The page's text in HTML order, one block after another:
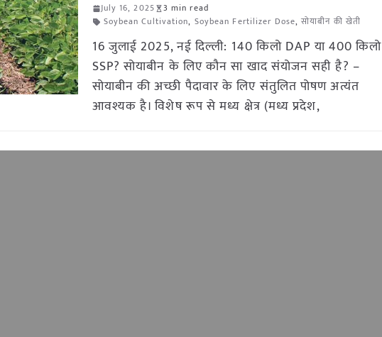
July 16, 2025
3 min read
Soybean Cultivation, Soybean Fertilizer Dose,सोयाबीन की खेती
16 जुलाई 2025, नई दिल्ली: 140 किलो DAP या 400 किलो
SSP? सोयाबीन के लिए कौन सा खाद संयोजन सही है? –
सोयाबीन की अच्छी पैदावार के लिए संतुलित पोषण अत्यंत
आवश्यक है। विशेष रूप से मध्य क्षेत्र (मध्य प्रदेश,